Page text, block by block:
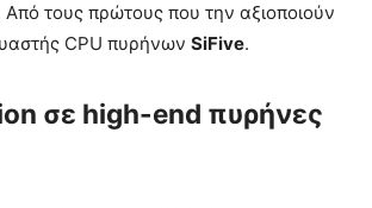
τους πρώτους που την αξιοποιούν
CPU πυρήνων SiFive.
σε high-end πυρήνες